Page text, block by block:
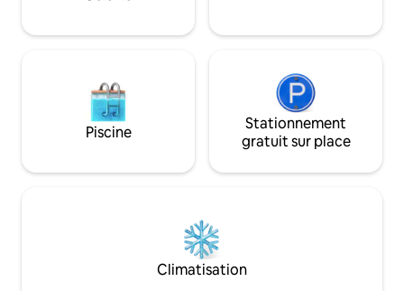
sélectionner 3 ou 4 personnes lors de la
Piscine
Stationnement
gratuit sur place
Climatisation